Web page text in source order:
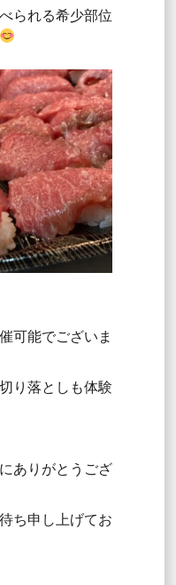
られる希少部位
可能でございま
り落としも体験
ありがとうござ
ち申し上げてお